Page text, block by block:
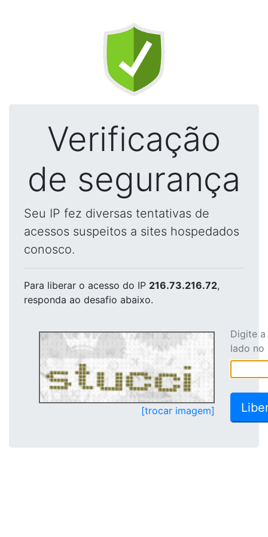
Verificação
de segurança
Seu IP fez diversas tentativas de
acessos suspeitos a sites hospedados
conosco.
Para liberar o acesso do IP 216.73.216.72,
responda ao desafio abaixo.
[trocar imagem]
Digite
lado no